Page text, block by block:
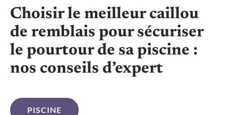
Choisir le meilleur caillou
de remblais pour sécuriser
le pourtour de sa piscine :
nos conseils d’expert
PISCINE